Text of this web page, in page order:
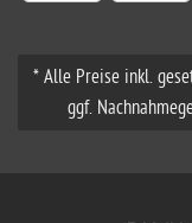
* Alle Preise inkl.
ggf.